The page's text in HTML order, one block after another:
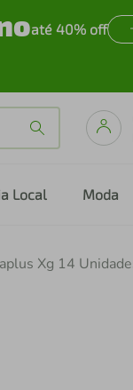
até 40% off
Local Moda
Xg 14